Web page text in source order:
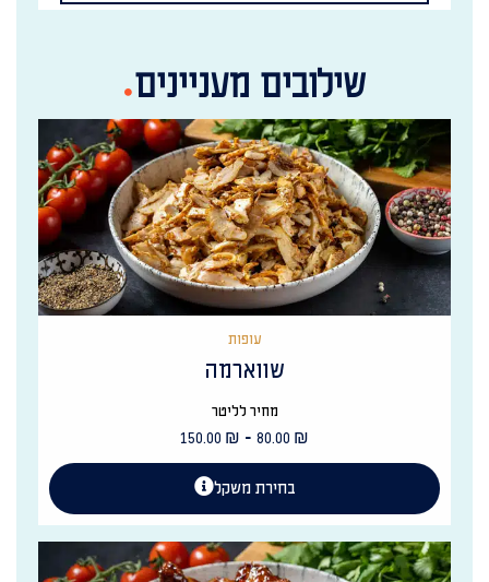
שילובים מעניינים
עופות
שווארמה
מחיר לליטר
80.00 ₪
-
150.00 ₪
בחירת משקל